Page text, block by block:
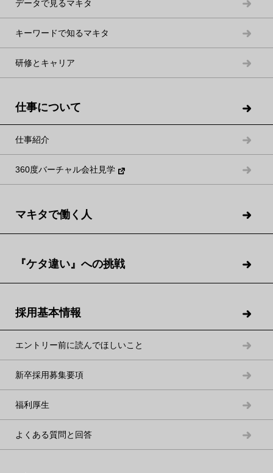
データで見るマキタ
キーワードで知るマキタ
研修とキャリア
仕事について
仕事紹介
360度バーチャル会社見学
マキタで働く人
『ケタ違い』への挑戦
採用基本情報
エントリー前に読んでほしいこと
新卒採用募集要項
福利厚生
よくある質問と回答
T.M.
経理部
般を担当。
K.T.
を決定し、社内外の調整や図
Y.M.
船主や船舶管理会社などへの
スの提案を担当。
T.K.